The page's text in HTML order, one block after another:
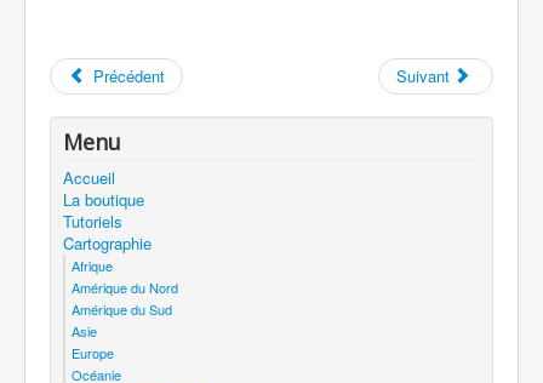
Précédent Suivant
Menu
Accueil
La boutique
Tutoriels
Cartographie
Afrique
Amérique du Nord
Amérique du Sud
Asie
Europe
Océanie